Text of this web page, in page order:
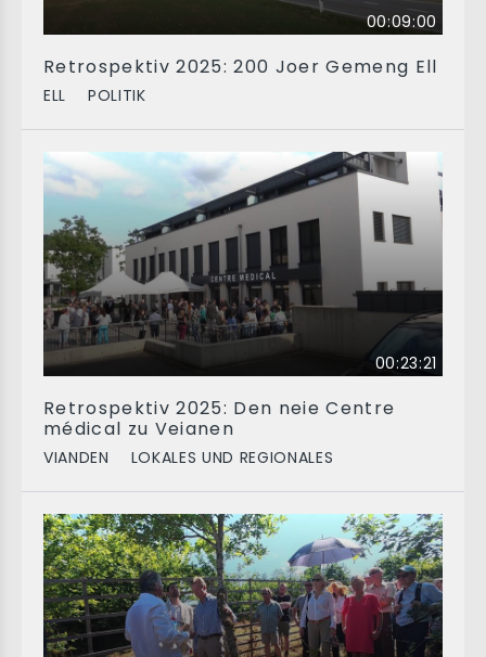
00:09:00
Retrospektiv 2025: 200 Joer Gemeng Ell
ELL POLITIK
00:23:21
Retrospektiv 2025: Den neie Centre
médical zu Veianen
VIANDEN LOKALES UND REGIONALES